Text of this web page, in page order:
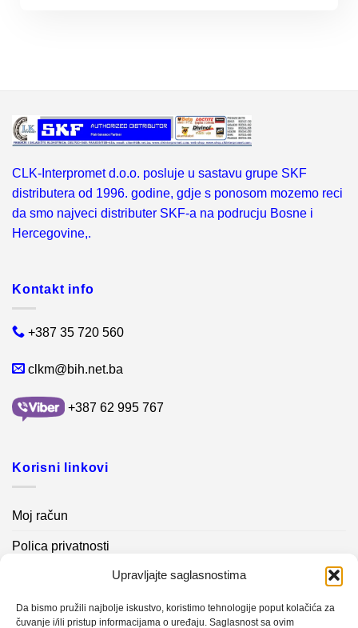
Upravljajte saglasnostima
Da bismo pružili najbolje iskustvo, koristimo tehnologije poput kolačića za
čuvanje i/ili pristup informacijama o uređaju. Saglasnost sa ovim
CLK-Interpromet d.o.o. posluje u sastavu grupe SKF
distributera od 1996. godine, gdje s ponosom mozemo reci
da smo najveci distributer SKF-a na podrucju Bosne i
Hercegovine,.
Kontakt info
+387 35 720 560
clkm@bih.net.ba
+387 62 995 767
Korisni linkovi
Moj račun
Polica privatnosti
Kontakt info